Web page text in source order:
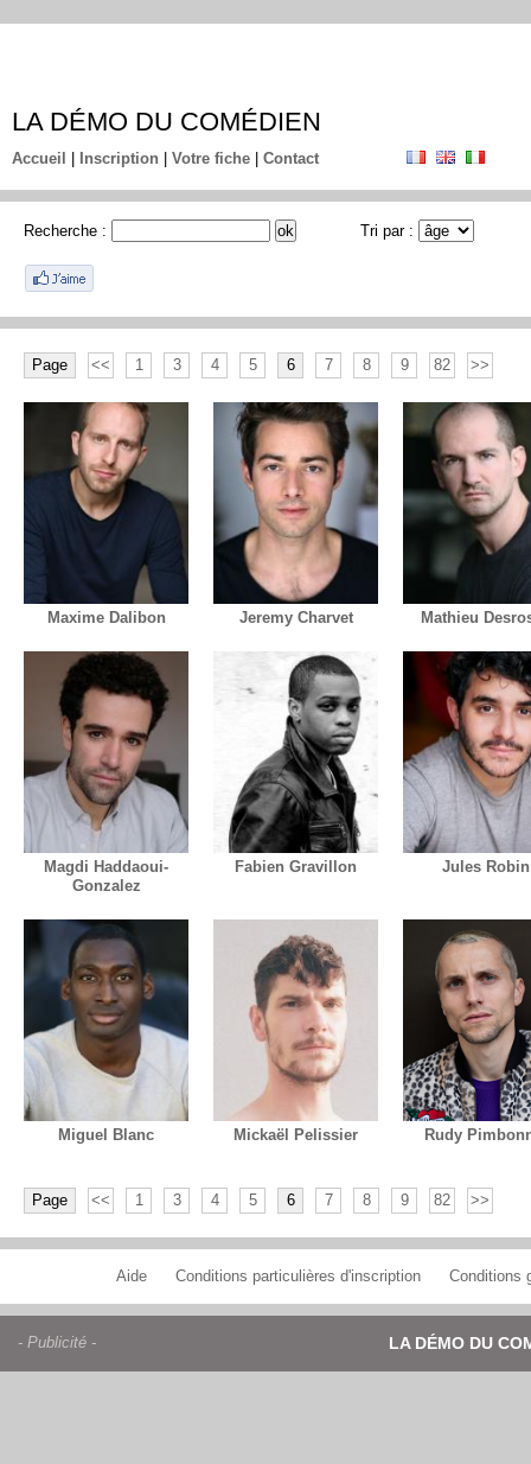
LA DÉMO DU COMÉDIEN
Accueil Inscription Votre fiche Contact
Recherche : Tri par :
Page << 1 3 4 5 6 7 8 9 82 >>
Maxime Dalibon Jeremy Charvet Mathieu
Magdi Haddaoui-
Gonzalez
Fabien Gravillon Jules Robin
Miguel Blanc Mickaël Pelissier Rudy
Page << 1 3 4 5 6 7 8 9 82 >>
Aide Conditions particulières d'inscription Conditions
LA DÉMO DU
- Publicité -